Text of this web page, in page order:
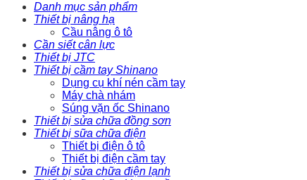
Danh mục sản phẩm
Thiết bị nâng hạ
Cầu nâng ô tô
Cần siết cân lực
Thiết bị JTC
Thiết bị cầm tay Shinano
Dụng cụ khí nén cầm tay
Máy chà nhám
Súng vặn ốc Shinano
Thiết bị sửa chữa đồng sơn
Thiết bị sữa chữa điện
Thiết bị điện ô tô
Thiết bị điện cầm tay
Thiết bị sửa chữa điện lạnh